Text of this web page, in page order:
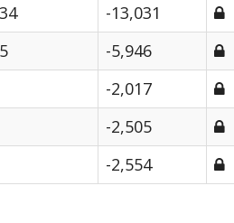
-13,031
-5,946
-2,017
-2,505
-2,554